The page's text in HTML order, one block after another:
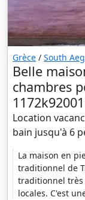
Grèce / South
Belle
chambres
Location
bain jusqu'à 6
La maison en
traditionnel de
traditionnel très
locales. C'est